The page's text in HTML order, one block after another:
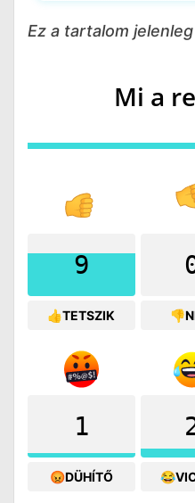
Ez a tartalom
Mi a
9
👍TETSZIK
1
😡DÜHÍTŐ